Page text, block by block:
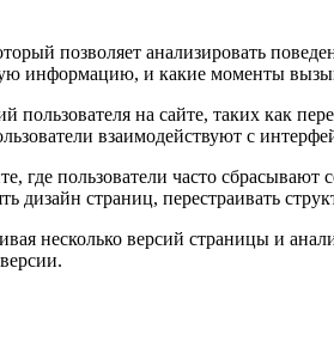
позволяет анализировать
информацию, и какие моменты
пользователя на сайте, таких как
взаимодействуют с
где пользователи часто
дизайн страниц, перестраивать
несколько версий страницы и